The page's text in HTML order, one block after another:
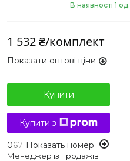
В наявності 1 од.
1 532 ₴/комплект
Показати оптові ціни
Купити
Купити з
067 Показать номер
Менеджер із продажів